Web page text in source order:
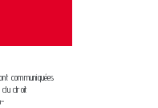
communiquées
du droit